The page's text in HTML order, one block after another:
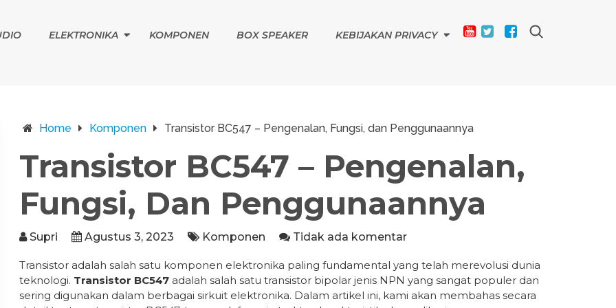
ELEKTRONIKA KOMPONEN BOX SPEAKER KEBIJAKAN PRIVACY
Home Komponen Transistor BC547 – Pengenalan, Fungsi, dan Penggunaannya
Transistor BC547 – Pengenalan,
Fungsi, Dan Penggunaannya
Supri Agustus 3, 2023 Komponen Tidak ada komentar
Transistor adalah salah satu komponen elektronika paling fundamental yang telah merevolusi dunia
teknologi. Transistor BC547 adalah salah satu transistor bipolar jenis NPN yang sangat populer dan
sering digunakan dalam berbagai sirkuit elektronika. Dalam artikel ini, kami akan membahas secara